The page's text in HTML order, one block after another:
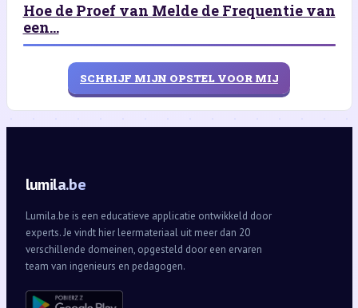
Hoe de Proef van Melde de Frequentie van
een...
SCHRIJF MIJN OPSTEL VOOR MIJ
lumila.be
Lumila.be is een educatieve applicatie ontwikkeld door
experts. Je vindt hier leermateriaal uit meer dan 20
verschillende domeinen, opgesteld door een ervaren
team van ingenieurs en pedagogen.